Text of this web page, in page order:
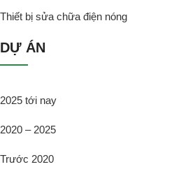
Thiết bị sửa chữa điện nóng
DỰ ÁN
2025 tới nay
2020 – 2025
Trước 2020